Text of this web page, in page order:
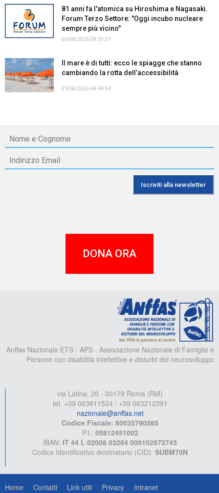
81 anni fa l'atomica su Hiroshima e Nagasaki.
Forum Terzo Settore: "Oggi incubo nucleare
sempre più vicino"
06/08/2026 08:39:21
Il mare è di tutti: ecco le spiagge che stanno
cambiando la rotta dell’accessibilità
05/08/2026 08:44:04
DONA ORA
Anffas Nazionale ETS - APS - Associazione Nazionale di Famiglie e
Persone con disabilità intellettive e disturbi del neurosviluppo
via Latina, 20 - 00179 Roma (RM)
tel. +39 063611524 / +39 063212391
nazionale@anffas.net
Codice Fiscale: 80035790585
P.I.: 05812451002
IBAN: IT 44 L 02008 03284 000102973743
Codice Identificativo destinatario (CID): SUBM70N
Home Contatti Link utili Privacy Intranet